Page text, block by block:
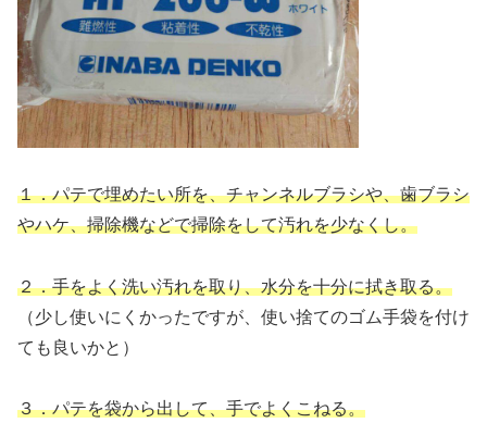
１．パテで埋めたい所を、チャンネルブラシや、歯ブラシ
やハケ、掃除機などで掃除をして汚れを少なくし。
２．手をよく洗い汚れを取り、水分を十分に拭き取る。
（少し使いにくかったですが、使い捨てのゴム手袋を付け
ても良いかと）
３．パテを袋から出して、手でよくこねる。